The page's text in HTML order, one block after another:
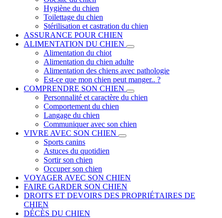
Hygiène du chien
Toilettage du chien
Stérilisation et castration du chien
ASSURANCE POUR CHIEN
ALIMENTATION DU CHIEN
Alimentation du chiot
Alimentation du chien adulte
Alimentation des chiens avec pathologie
Est-ce que mon chien peut manger.. ?
COMPRENDRE SON CHIEN
Personnalité et caractère du chien
Comportement du chien
Langage du chien
Communiquer avec son chien
VIVRE AVEC SON CHIEN
Sports canins
Astuces du quotidien
Sortir son chien
Occuper son chien
VOYAGER AVEC SON CHIEN
FAIRE GARDER SON CHIEN
DROITS ET DEVOIRS DES PROPRIÉTAIRES DE
CHIEN
DÉCÈS DU CHIEN